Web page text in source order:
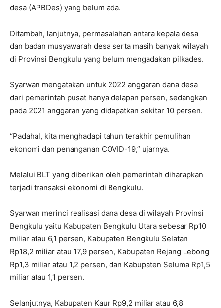
desa (APBDes) yang belum ada.
Ditambah, lanjutnya, permasalahan antara kepala desa
dan badan musyawarah desa serta masih banyak wilayah
di Provinsi Bengkulu yang belum mengadakan pilkades.
Syarwan mengatakan untuk 2022 anggaran dana desa
dari pemerintah pusat hanya delapan persen, sedangkan
pada 2021 anggaran yang didapatkan sekitar 10 persen.
“Padahal, kita menghadapi tahun terakhir pemulihan
ekonomi dan penanganan COVID-19,” ujarnya.
Melalui BLT yang diberikan oleh pemerintah diharapkan
terjadi transaksi ekonomi di Bengkulu.
Syarwan merinci realisasi dana desa di wilayah Provinsi
Bengkulu yaitu Kabupaten Bengkulu Utara sebesar Rp10
miliar atau 6,1 persen, Kabupaten Bengkulu Selatan
Rp18,2 miliar atau 17,9 persen, Kabupaten Rejang Lebong
Rp1,3 miliar atau 1,2 persen, dan Kabupaten Seluma Rp1,5
miliar atau 1,1 persen.
Selanjutnya, Kabupaten Kaur Rp9,2 miliar atau 6,8